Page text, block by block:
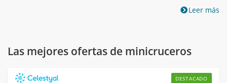
Leer más
Las mejores ofertas de minicruceros
DESTACADO